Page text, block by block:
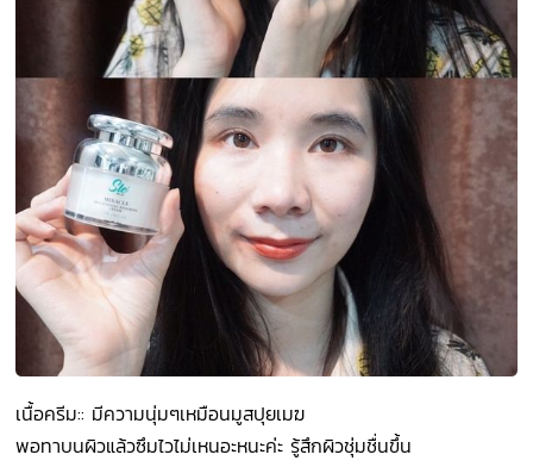
เนื้อครีม:: มีความนุ่มๆเหมือนมูสปุยเมฆ
พอทาบนผิวแล้วซึมไวไม่เหนอะหนะค่ะ รู้สึกผิวชุ่มชื่นขึ้น